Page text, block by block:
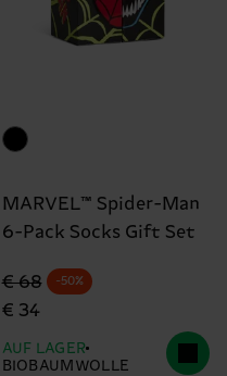
MARVEL™ Spider-Man
6-Pack Socks Gift Set
Originalpreis
€ 68
Reduzierter Preis
€ 34
-50%
AUF LAGER
BIOBAUMWOLLE